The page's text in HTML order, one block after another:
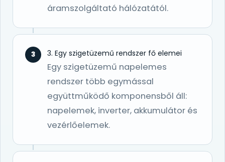
áramszolgáltató hálózatától.
3 3. Egy szigetüzemű rendszer fő elemei
Egy szigetüzemű napelemes
rendszer több egymással
együttműködő komponensből áll:
napelemek, inverter, akkumulátor és
vezérlőelemek.